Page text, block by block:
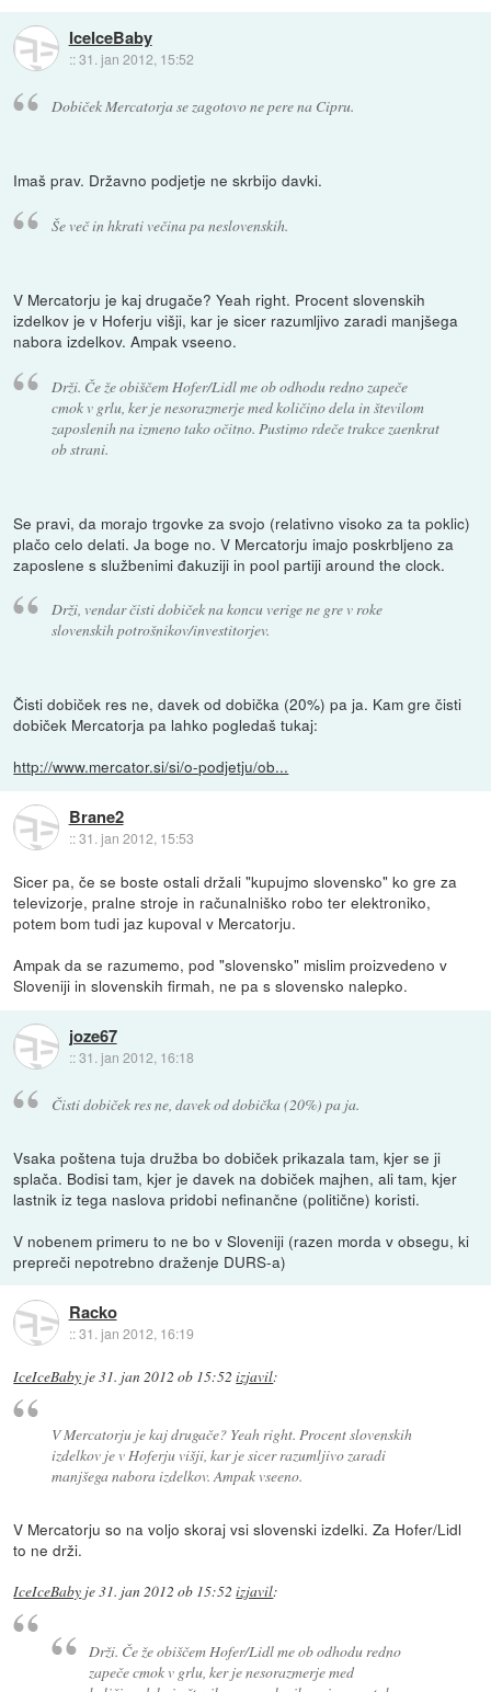
IceIceBaby
::31. jan 2012, 15:52
Dobiček Mercatorja se zagotovo ne pere na Cipru.
Imaš prav. Državno podjetje ne skrbijo davki.
Še več in hkrati večina pa neslovenskih.
V Mercatorju je kaj drugače? Yeah right. Procent slovenskih
izdelkov je v Hoferju višji, kar je sicer razumljivo zaradi manjšega
nabora izdelkov. Ampak vseeno.
Drži. Če že obiščem Hofer/Lidl me ob odhodu redno zapeče
cmok v grlu, ker je nesorazmerje med količino dela in številom
zaposlenih na izmeno tako očitno. Pustimo rdeče trakce zaenkrat
ob strani.
Se pravi, da morajo trgovke za svojo (relativno visoko za ta poklic)
plačo celo delati. Ja boge no. V Mercatorju imajo poskrbljeno za
zaposlene s službenimi đakuziji in pool partiji around the clock.
Drži, vendar čisti dobiček na koncu verige ne gre v roke
slovenskih potrošnikov/investitorjev.
Čisti dobiček res ne, davek od dobička (20%) pa ja. Kam gre čisti
dobiček Mercatorja pa lahko pogledaš tukaj:
http://www.mercator.si/si/o-podjetju/ob...
Brane2
::31. jan 2012, 15:53
Sicer pa, če se boste ostali držali "kupujmo slovensko" ko gre za
televizorje, pralne stroje in računalniško robo ter elektroniko,
potem bom tudi jaz kupoval v Mercatorju.
Ampak da se razumemo, pod "slovensko" mislim proizvedeno v
Sloveniji in slovenskih firmah, ne pa s slovensko nalepko.
joze67
::31. jan 2012, 16:18
Čisti dobiček res ne, davek od dobička (20%) pa ja.
Vsaka poštena tuja družba bo dobiček prikazala tam, kjer se ji
splača. Bodisi tam, kjer je davek na dobiček majhen, ali tam, kjer
lastnik iz tega naslova pridobi nefinančne (politične) koristi.
V nobenem primeru to ne bo v Sloveniji (razen morda v obsegu, ki
prepreči nepotrebno draženje DURS-a)
Racko
::31. jan 2012, 16:19
IceIceBaby je31. jan 2012 ob 15:52 izjavil:
V Mercatorju je kaj drugače? Yeah right. Procent slovenskih
izdelkov je v Hoferju višji, kar je sicer razumljivo zaradi
manjšega nabora izdelkov. Ampak vseeno.
V Mercatorju so na voljo skoraj vsi slovenski izdelki. Za Hofer/Lidl
to ne drži.
IceIceBaby je31. jan 2012 ob 15:52 izjavil:
Drži. Če že obiščem Hofer/Lidl me ob odhodu redno
zapeče cmok v grlu, ker je nesorazmerje med